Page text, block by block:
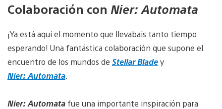
image
Colaboración con Nier: Automata
¡Ya está aquí el momento que llevabais tanto tiempo
esperando! Una fantástica colaboración que supone el
encuentro de los mundos de Stellar Bladey
Nier: Automata
Nier: Automata fue una importante inspiración para